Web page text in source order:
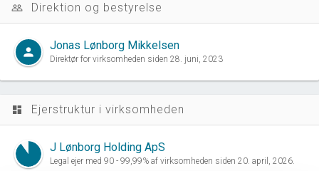
people_outline Direktion og bestyrelse
person Jonas Lønborg Mikkelsen
Direktør for virksomheden siden 28. juni, 2023
dashboard Ejerstruktur i virksomheden
J Lønborg Holding ApS
Legal ejer med 90 - 99,99% af virksomheden siden 20. april, 2026.